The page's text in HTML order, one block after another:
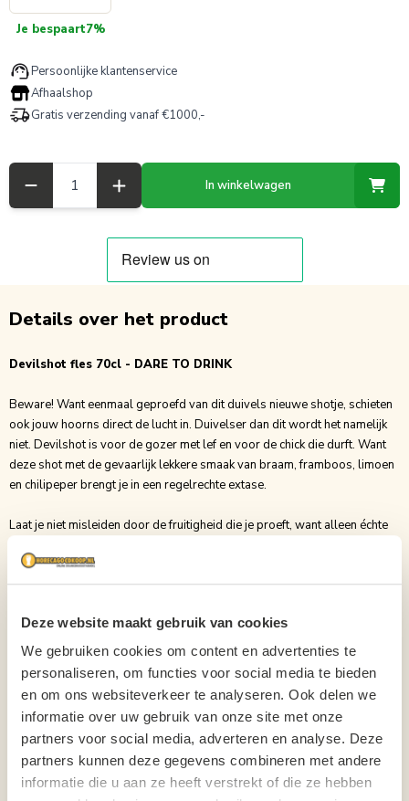
Deze website maakt gebruik van cookies
We gebruiken cookies om content en advertenties te
personaliseren, om functies voor social media te bieden
en om ons websiteverkeer te analyseren. Ook delen we
informatie over uw gebruik van onze site met onze
partners voor social media, adverteren en analyse. Deze
partners kunnen deze gegevens combineren met andere
informatie die u aan ze heeft verstrekt of die ze hebben
Je bespaart7%
Persoonlijke klantenservice
Afhaalshop
Gratis verzending vanaf €1000,-
In winkelwagen
Details over het product
Devilshot fles 70cl - DARE TO DRINK
Beware! Want eenmaal geproefd van dit duivels nieuwe shotje, schieten
ook jouw hoorns direct de lucht in. Duivelser dan dit wordt het namelijk
niet. Devilshot is voor de gozer met lef en voor de chick die durft. Want
deze shot met de gevaarlijk lekkere smaak van braam, framboos, limoen
en chilipeper brengt je in een regelrechte extase.
Laat je niet misleiden door de fruitigheid die je proeft, want alleen échte
alle brave hendriks op één oor liggen, dan is het juist tijd voor een rondje
Devilshots for all you Dare Devils out there!
Soort Likeuren
Verpakking Fles
Aantal per verpakking 1
Alcoholpercentage 14,9%